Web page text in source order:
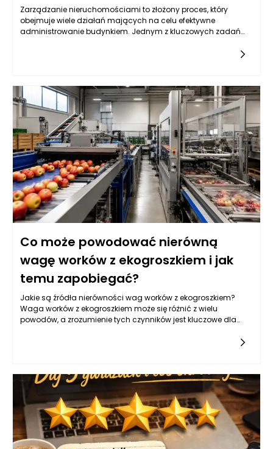
Zarządzanie nieruchomościami to złożony proces, który
obejmuje wiele działań mających na celu efektywne
administrowanie budynkiem. Jednym z kluczowych zadań
kosztów utrzymania budynku. W praktyce oznacza to nie tylko
ramach swoich obowiązków zarządca ma za zadanie
analizować przyszłe wydatki, planować budżet i śledzić już
poniesione koszty, aby móc wprowadzać skuteczne zmiany.
Współpraca z mieszkańcami, wykonawcami oraz
dostawcami usług pozwala na lepsze negocjowanie
warunków umów, co w dłuższej perspektywie przyczynia się do
zmniejszenia ogólnych kosztów.
Co może powodować nierówną
wagę worków z ekogroszkiem i jak
temu zapobiegać?
Jakie są źródła nierówności wag worków z ekogroszkiem?
Waga worków z ekogroszkiem może się różnić z wielu
powodów, a zrozumienie tych czynników jest kluczowe dla